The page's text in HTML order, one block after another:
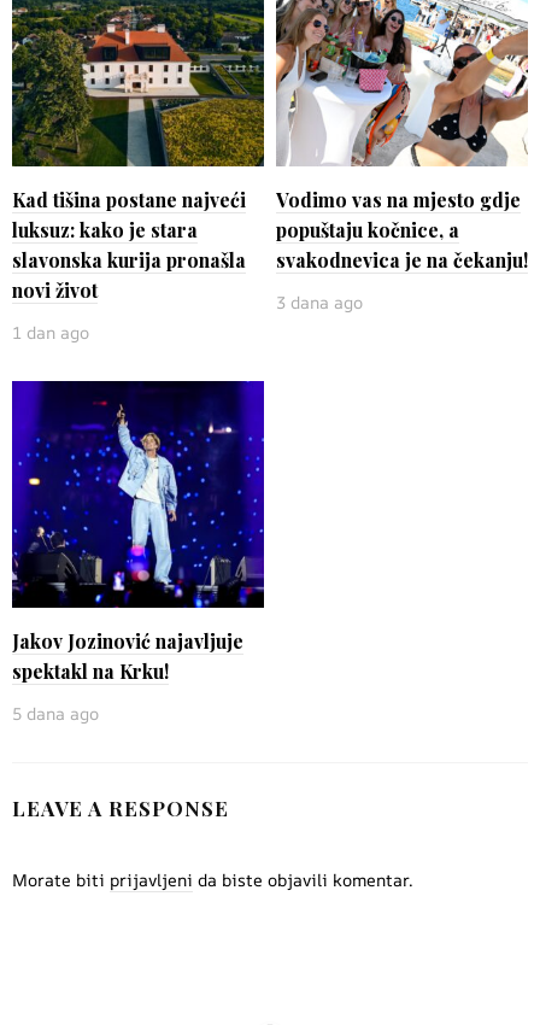
Kad tišina postane najveći
luksuz: kako je stara
slavonska kurija pronašla
novi život
1 dan ago
Vodimo vas na mjesto gdje
popuštaju kočnice, a
svakodnevica je na čekanju!
3 dana ago
Jakov Jozinović najavljuje
spektakl na Krku!
5 dana ago
LEAVE A RESPONSE
Morate biti prijavljeni da biste objavili komentar.